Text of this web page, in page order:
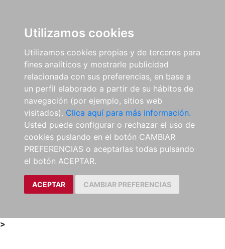
Utilizamos cookies
Utilizamos cookies propias y de terceros para
fines analíticos y mostrarle publicidad
relacionada con sus preferencias, en base a
un perfil elaborado a partir de su hábitos de
navegación (por ejemplo, sitios web
visitados). Clica aquí para más información.
Usted puede configurar o rechazar el uso de
cookies puslando en el botón CAMBIAR
PREFERENCIAS o aceptarlas todas pulsando
el botón ACEPTAR.
ACEPTAR CAMBIAR PREFERENCIAS
>